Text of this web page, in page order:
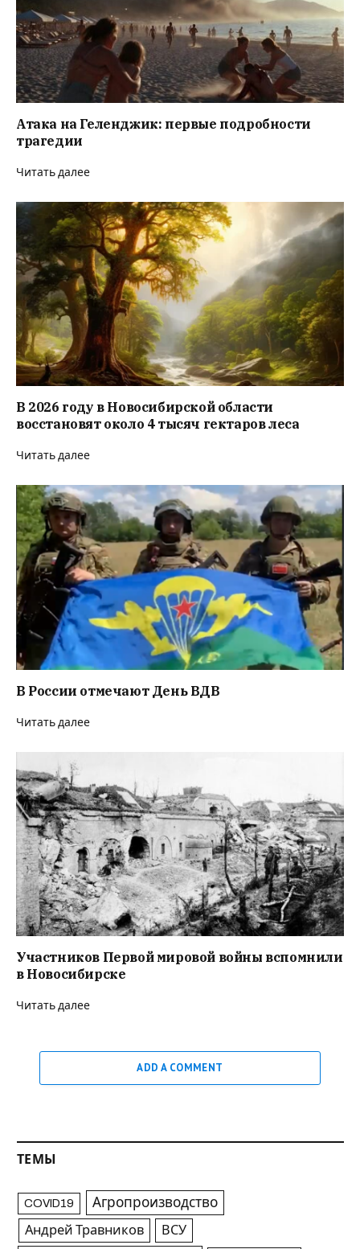
Атака на Геленджик: первые подробности
трагедии
Читать далее
В 2026 году в Новосибирской области
восстановят около 4 тысяч гектаров леса
Читать далее
В России отмечают День ВДВ
Читать далее
Участников Первой мировой войны вспомнили
в Новосибирске
Читать далее
ADD A COMMENT
ТЕМЫ
COVID19 Агропроизводство
Андрей Травников ВСУ